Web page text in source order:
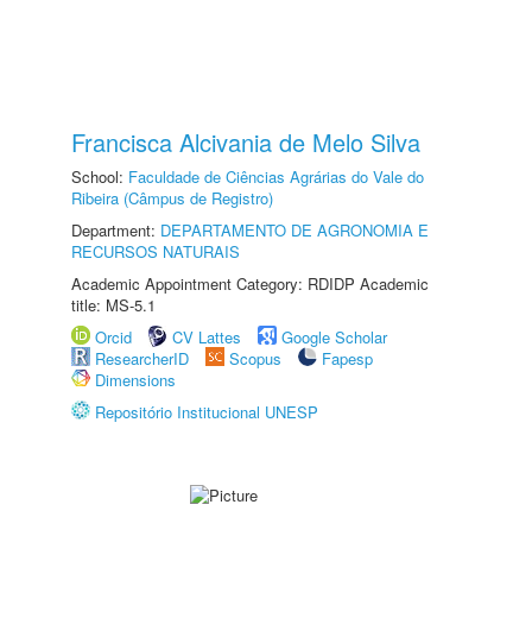
Francisca Alcivania de Melo Silva
School: Faculdade de Ciências Agrárias do Vale do
Ribeira (Câmpus de Registro)
Department: DEPARTAMENTO DE AGRONOMIA E
RECURSOS NATURAIS
Academic Appointment Category: RDIDP Academic
title: MS-5.1
Orcid
CV Lattes
Google Scholar
ResearcherID
Scopus
Fapesp
Dimensions
Repositório Institucional UNESP